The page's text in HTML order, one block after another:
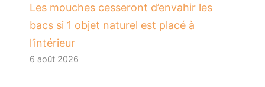
Les mouches cesseront d’envahir les
bacs si 1 objet naturel est placé à
l’intérieur
6 août 2026